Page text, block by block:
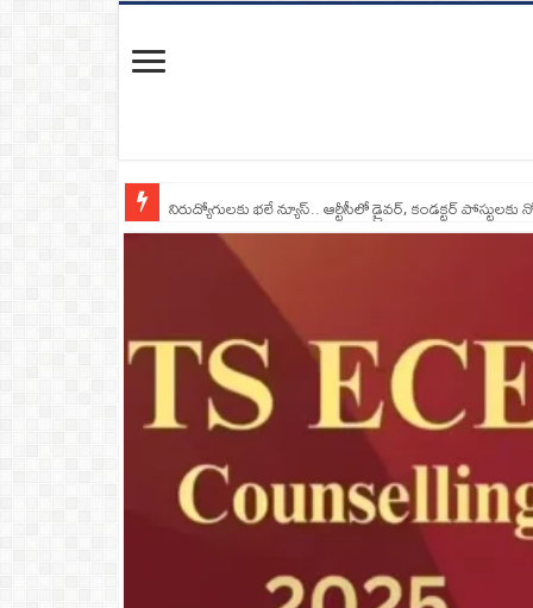
నిరుద్యోగులకు భలే న్యూస్.. ఆర్టీసీలో డ్రైవర్, కండక్టర్‌